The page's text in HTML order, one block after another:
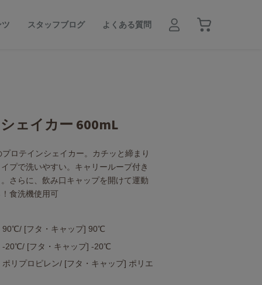
スタッフブログ よくある質問
ェイカー 600mL
ロテインシェイカー。カチッと締まり
プで洗いやすい。キャリーループ付き
さらに、飲み口キャップを開けて運動
食洗機使用可
90℃/ [フタ・キャップ] 90℃
-20℃/ [フタ・キャップ] -20℃
リプロピレン/ [フタ・キャップ] ポリエ